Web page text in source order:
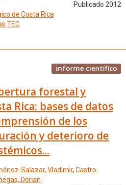
Publicado 2012
de Costa Rica
TEC
informe científico
forestal y
Rica: bases de datos
de los
y deterioro de
Salazar, Vladimir, Castro-
Dorian